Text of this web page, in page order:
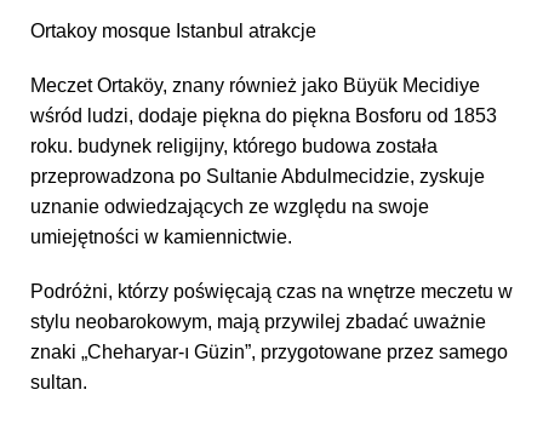
Ortakoy mosque Istanbul atrakcje
Meczet Ortaköy, znany również jako Büyük Mecidiye
wśród ludzi, dodaje piękna do piękna Bosforu od 1853
roku. budynek religijny, którego budowa została
przeprowadzona po Sultanie Abdulmecidzie, zyskuje
uznanie odwiedzających ze względu na swoje
umiejętności w kamiennictwie.
Podróżni, którzy poświęcają czas na wnętrze meczetu w
stylu neobarokowym, mają przywilej zbadać uważnie
znaki „Cheharyar-ı Güzin”, przygotowane przez samego
sultan.